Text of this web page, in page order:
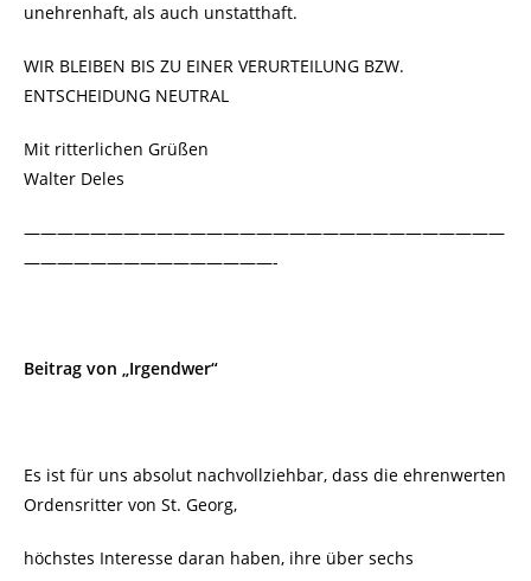
unehrenhaft, als auch unstatthaft.
WIR BLEIBEN BIS ZU EINER VERURTEILUNG BZW.
ENTSCHEIDUNG NEUTRAL
Mit ritterlichen Grüßen
Walter Deles
—————————————————————————————
———————————————-
Beitrag von „Irgendwer“
Es ist für uns absolut nachvollziehbar, dass die ehrenwerten
Ordensritter von St. Georg,
höchstes Interesse daran haben, ihre über sechs